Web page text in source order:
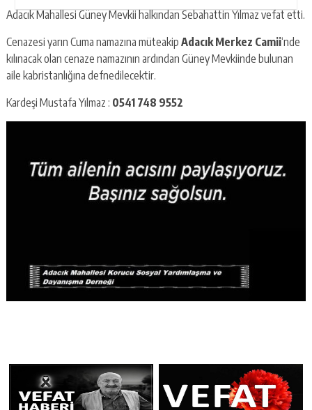
Adacık Mahallesi Güney Mevkii halkından Sebahattin Yılmaz vefat etti.
Cenazesi yarın Cuma namazına müteakip Adacık Merkez Camii‘nde
kılınacak olan cenaze namazının ardından Güney Mevkiinde bulunan
aile kabristanlığına defnedilecektir.
Kardeşi Mustafa Yılmaz : 0541 748 9552